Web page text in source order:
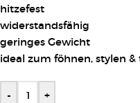
hitzefest
widerstandsfähig
geringes Gewicht
ideal zum föhnen, stylen
- +